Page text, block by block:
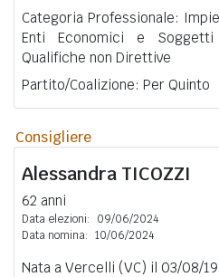
Categoria Professionale:
Enti Economici e
Qualifiche non Direttive
Partito/Coalizione: Per Quinto
Consigliere
Alessandra TICOZZI
62 anni
Data elezioni:
09/06/2024
Data nomina: 10/06/2024
Nata a Vercelli (VC) il 03/08/